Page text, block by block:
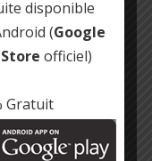
disponible
(Google
officiel)
Gratuit